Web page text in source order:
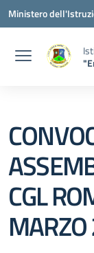
Vai ai contenuti
Vai al menu di
Vai al footer
Ministero
CGL